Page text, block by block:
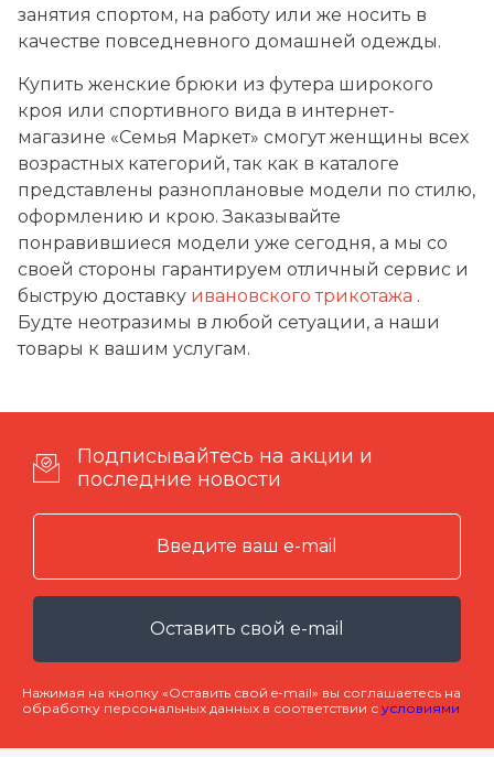
занятия спортом, на работу или же носить в
качестве повседневного домашней одежды.
Купить женские брюки из футера широкого
кроя или спортивного вида в интернет-
магазине «Семья Маркет» смогут женщины всех
возрастных категорий, так как в каталоге
представлены разноплановые модели по стилю,
оформлению и крою. Заказывайте
понравившиеся модели уже сегодня, а мы со
своей стороны гарантируем отличный сервис и
быструю доставку ивановского трикотажа .
Будте неотразимы в любой сетуации, а наши
товары к вашим услугам.
Подписывайтесь на акции и
последние новости
Оставить свой e-mail
Нажимая на кнопку «Оставить свой e-mail» вы соглашаетесь на
обработку персональных данных в соответствии с условиями